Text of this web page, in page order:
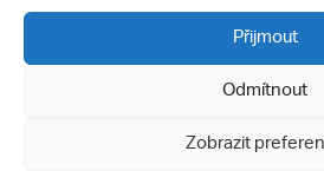
Přijmout
Odmítnout
Zobrazit
Přípravné
Všechna práva vyhrazena